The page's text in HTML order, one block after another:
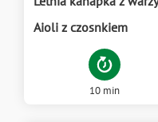
Aioli z czosnkiem
10 min